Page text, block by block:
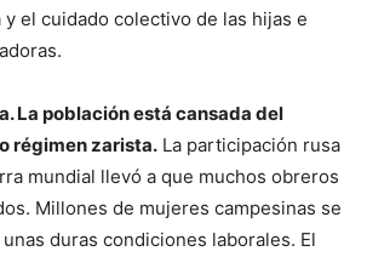
el cuidado colectivo de las hijas e
La población está cansada del
régimen zarista. La participación rusa
mundial llevó a que muchos obreros
Millones de mujeres campesinas se
duras condiciones laborales. El